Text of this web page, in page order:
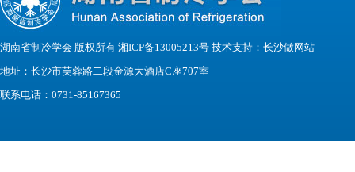
湖南省制冷学会 版权所有 湘ICP备13005213号 技术支持： 长沙做网站
地址：长沙市芙蓉路二段金源大酒店C座707室
联系电话：0731-85167365